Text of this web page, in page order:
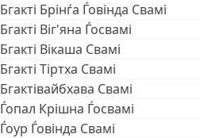
Бгакті Брінѓа Ѓовінда Свамі
Бгакті Віг'яна Ѓосвамі
Бгакті Вікаша Свамі
Бгакті Тіртха Свамі
Бгактівайбхава Свамі
Ѓопал Крішна Ѓосвамі
Ѓоур Ѓовінда Свамі